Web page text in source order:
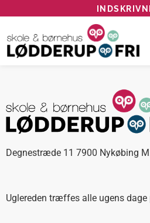
Degnestræde 11 7900 Nykøbing
Uglereden træffes alle ugens